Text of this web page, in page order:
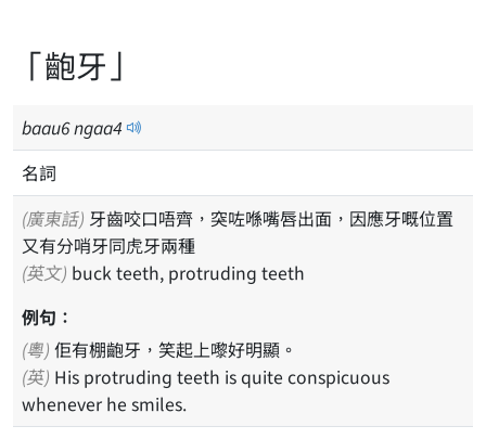
「齙牙」
baau6ngaa4
名詞
(廣東話) 牙齒咬口唔齊，突咗喺嘴唇出面，因應牙嘅位置
又有分哨牙同虎牙兩種
(英文) buck teeth, protruding teeth
例句：
(粵) 佢有棚齙牙，笑起上嚟好明顯。
(英) His protruding teeth is quite conspicuous
whenever he smiles.